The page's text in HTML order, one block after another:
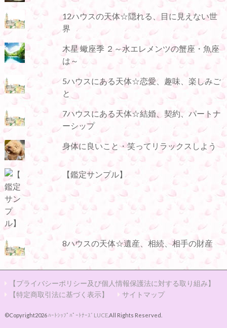
12ハウスの天体☆隠れる、目に見えない世
界
木星 蠍座季 ２～水エレメンツの蟹座・魚座
は～
5ハウスにある天体☆恋愛、趣味、楽しみご
と
7ハウスにある天体☆結婚、契約、パートナ
ーシップ
身体に良いこと・笑ってリラックスしよう
【鑑定サンプル】
8ハウスの天体☆遺産、相続、相手の財産
【プライバシーポリシー及び個人情報保護法に対する取り組み】
【特定商取引法に基づく表示】
サイトマップ
©Copyright2026ﾊｰﾄｼｯﾌﾟﾊﾟｰﾄﾅｰｽﾞLUCE.All Rights Reserved.